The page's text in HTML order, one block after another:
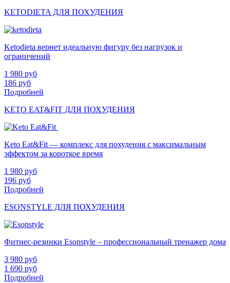
KETODIETA ДЛЯ ПОХУДЕНИЯ
Ketodieta вернет идеальную фигуру без нагрузок и
ограничений
1 980 руб
186 руб
Подробней
KETO EAT&FIT ДЛЯ ПОХУДЕНИЯ
Keto Eat&Fit — комплекс для похудения с максимальным
эффектом за короткое время
1 980 руб
196 руб
Подробней
ESONSTYLE ДЛЯ ПОХУДЕНИЯ
Фитнес-резинки Esonstyle – профессиональный тренажер дома
3 980 руб
1 690 руб
Подробней